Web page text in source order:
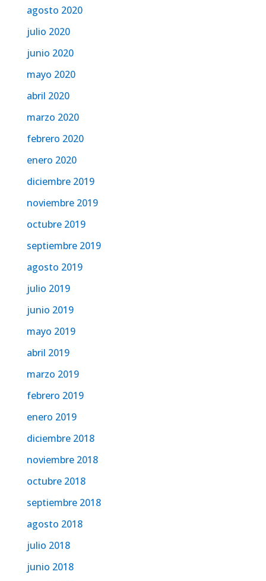
agosto 2020
julio 2020
junio 2020
mayo 2020
abril 2020
marzo 2020
febrero 2020
enero 2020
diciembre 2019
noviembre 2019
octubre 2019
septiembre 2019
agosto 2019
julio 2019
junio 2019
mayo 2019
abril 2019
marzo 2019
febrero 2019
enero 2019
diciembre 2018
noviembre 2018
octubre 2018
septiembre 2018
agosto 2018
julio 2018
junio 2018